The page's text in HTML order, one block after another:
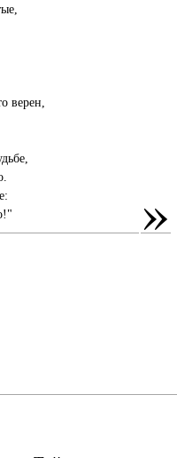
верен,
»